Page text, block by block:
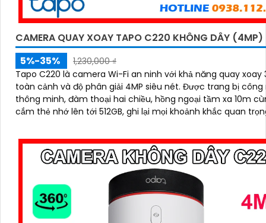
CAMERA QUAY XOAY TAPO C220 KHÔNG DÂY (4MP)
5%-35%
1,230,000 ₫
Tapo C220 là camera Wi-Fi an ninh với khả năng quay xoay
toàn cảnh và độ phân giải 4MP siêu nét. Được trang bị công nghệ AI
thông minh, đàm thoại hai chiều, hồng ngoại tầm xa 10m
cắm thẻ nhớ lên tới 512GB, ghi lại mọi khoảnh khắc quan